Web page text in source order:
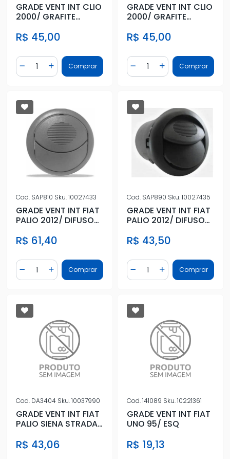
GRADE VENT INT CLIO
2000/ GRAFITE
R$ 45,00
Diminuir Quantidade
Quantidade
Adicionar Quantidade
Comprar
GRADE VENT INT CLIO
2000/ GRAFITE
R$ 45,00
Diminuir Quantidade
Quantidade
AdicionarComprar
Cod. SAP810 Sku.10027433
GRADE VENT INT FIAT
PALIO 2012/ DIFUSOR
R$ 61,40
Diminuir Quantidade
Quantidade
Adicionar Quantidade
Comprar
Cod. SAP890 Sku.10027435
GRADE VENT INT FIAT
PALIO 2012/ DIFUSOR
R$ 43,50
Diminuir Quantidade
Quantidade
AdicionarComprar
Cod. DA3404 Sku.10037990
GRADE VENT INT FIAT
PALIO SIENA STRADA
PRATA
R$ 43,06
Cod.141089 Sku.10221361
GRADE VENT INT FIAT
UNO 95/ ESQ
R$ 19,13